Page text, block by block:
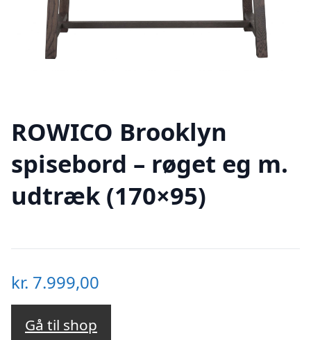
ROWICO Brooklyn
spisebord – røget eg m.
udtræk (170×95)
kr. 7.999,00
Gå til shop